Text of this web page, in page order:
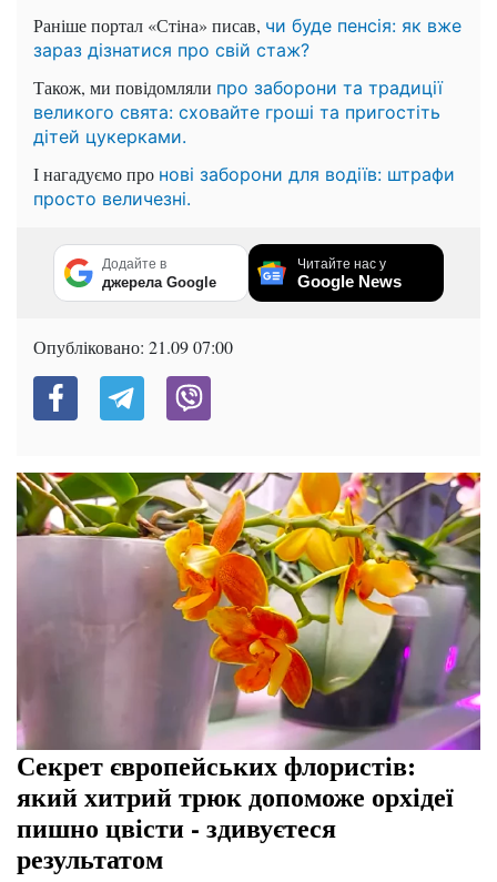
Раніше портал «Стіна» писав, чи буде пенсія: як вже
зараз дізнатися про свій стаж?
Також, ми повідомляли про заборони та традиції
великого свята: сховайте гроші та пригостіть
дітей цукерками.
І нагадуємо про нові заборони для водіїв: штрафи
просто величезні.
Додайте в
джерела Google
Читайте нас у
Google News
Опубліковано: 21.09 07:00
Секрет європейських флористів:
який хитрий трюк допоможе орхідеї
пишно цвісти - здивуєтеся
результатом